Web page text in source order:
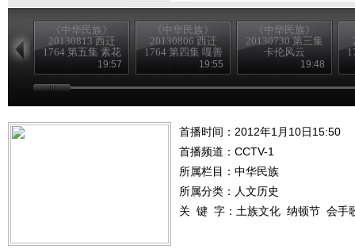
《中华民族》
20130813 西迁
1764 第五集 素花
19:57
《中华民族》
20130806 西迁
1764 第四集 嘎善
19:55
《中华民族》
20130730 第三集
卡伦风云
19:48
首播时间：2012年1月10日15:50
首播频道： CCTV-1
所属栏目： 中华民族
所属分类：人文历史
关 键 字： 土族文化 纳顿节 会手